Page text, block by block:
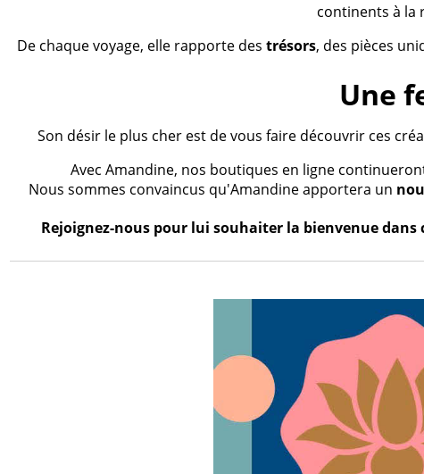
continents à la
De chaque voyage, elle rapporte des trésors, des pièces
Une
Son désir le plus cher est de vous faire découvrir ces
Avec Amandine, nos boutiques en ligne
Nous sommes convaincus qu'Amandine apportera un
Rejoignez-nous pour lui souhaiter la bienvenue